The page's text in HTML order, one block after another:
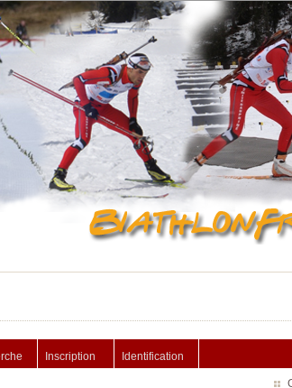
Inscription Identification